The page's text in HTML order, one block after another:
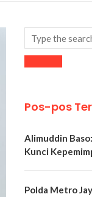
Pos-pos
Alimuddin
Kunci
Polda Metro